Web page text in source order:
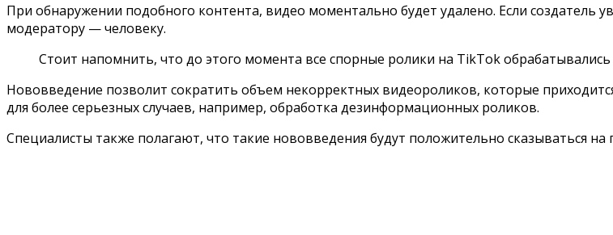
При обнаружении подобного контента, видео моментально будет удалено. Если создатель
модератору — человеку.
Стоит напомнить, что до этого момента все спорные ролики на TikTok
Нововведение позволит сократить объем некорректных видеороликов, которые
для более серьезных случаев, например, обработка дезинформационных роликов.
Специалисты также полагают, что такие нововведения будут положительно сказываться на